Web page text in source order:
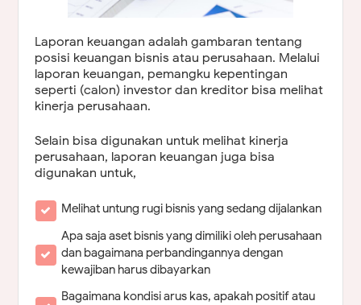
Laporan keuangan adalah gambaran tentang
posisi keuangan bisnis atau perusahaan. Melalui
laporan keuangan, pemangku kepentingan
seperti (calon) investor dan kreditor bisa melihat
kinerja perusahaan.
Selain bisa digunakan untuk melihat kinerja
perusahaan, laporan keuangan juga bisa
digunakan untuk,
Melihat untung rugi bisnis yang sedang dijalankan
Apa saja aset bisnis yang dimiliki oleh perusahaan
dan bagaimana perbandingannya dengan
kewajiban harus dibayarkan
Bagaimana kondisi arus kas, apakah positif atau